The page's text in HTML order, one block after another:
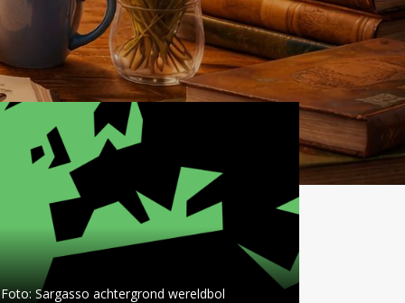
Foto:Sargasso achtergrond wereldbol